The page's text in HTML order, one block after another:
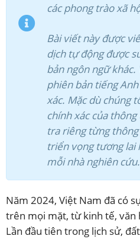
các phong trào xã
Bài viết này được
dịch tự động được
bản ngôn ngữ
phiên bản tiếng
xác. Mặc dù chúng
chính xác của
tra riêng từng
triển vọng tương lai
mỗi nhà nghiên cứu.
Năm 2024, Việt Nam đã có
trên mọi mặt, từ kinh tế, văn
Lần đầu tiên trong lịch sử,